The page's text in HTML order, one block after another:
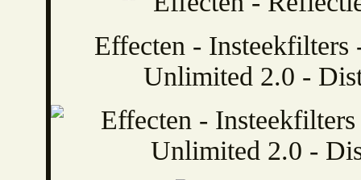
Effecten -
Unlimited 2.0 -